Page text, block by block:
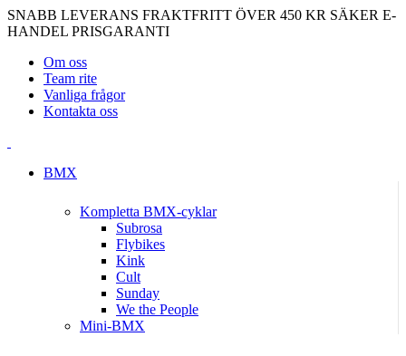
SNABB LEVERANS FRAKTFRITT ÖVER 450 KR SÄKER E-
HANDEL PRISGARANTI
Om oss
Team rite
Vanliga frågor
Kontakta oss
BMX
Kompletta BMX-cyklar
Subrosa
Flybikes
Kink
Cult
Sunday
We the People
Mini-BMX